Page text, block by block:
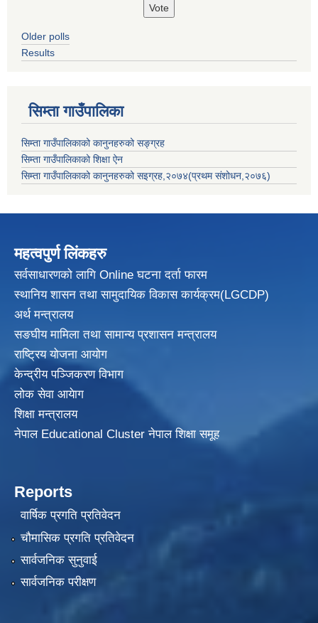
Older polls
Results
सिम्ता गाउँपालिका
सिम्ता गाउँपालिकाको कानुनहरुको सङ्ग्रह
सिम्ता गाउँपालिकाको शिक्षा ऐन
सिम्ता गाउँपालिकाको कानुनहरुको सइग्रह,२०७४(प्रथम संशोधन,२०७६)
महत्वपुर्ण लिंकहरु
सर्वसाधारणको लागि Online घटना दर्ता फारम
स्थानिय शासन तथा सामुदायिक विकासकार्यक्रम(LGCDP)
अर्थ मन्त्रालय
सङघीय मामिला तथा सामान्य प्रशासन मन्त्रालय
राष्ट्रिय योजना आयोग
केन्द्रीय पञ्जिकरण विभाग
लोक सेवा आयेाग
शिक्षा मन्त्रालय
नेपाल Educational Cluster नेपाल शिक्षा समूह
Reports
वार्षिक प्रगति प्रतिवेदन
चौमासिक प्रगति प्रतिवेदन
सार्वजनिक सुनुवाई
सार्वजनिक परीक्षण